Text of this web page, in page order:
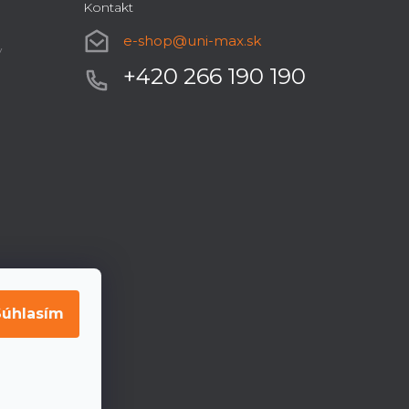
Kontakt
e-shop@uni-max.sk
+420 266 190 190